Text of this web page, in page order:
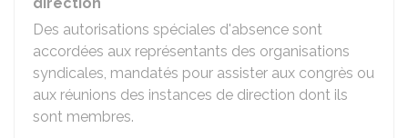
Des autorisations spéciales d'absence sont
accordées aux représentants des organisations
syndicales, mandatés pour assister aux congrès ou
aux réunions des instances de direction dont ils
sont membres.